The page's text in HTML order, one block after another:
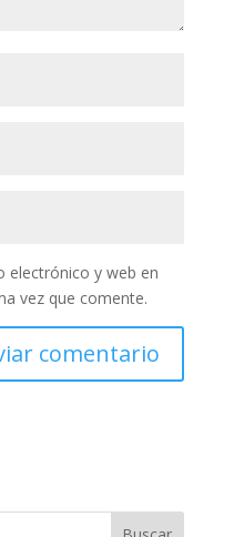
electrónico y web en
vez que comente.